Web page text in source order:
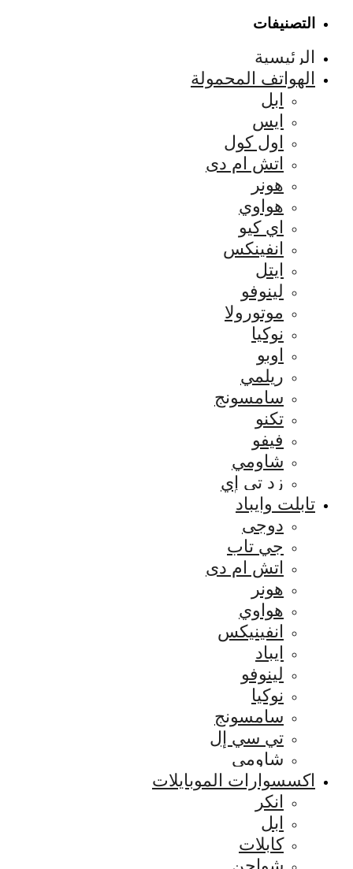
التصنيفات
الرئيسية
الهواتف المحمولة
ابل
ايس
اول كول
اتش ام دى
هونر
هواوي
اي كيو
انفينكس
ايتل
لينوفو
موتورولا
نوكيا
اوبو
ريلمي
سامسونج
تكنو
فيفو
شاومي
زد تي إي
تابلت وايباد
دوجى
جي تاب
اتش ام دى
هونر
هواوي
انفينيكس
ايباد
لينوفو
نوكيا
سامسونج
تي سي إل
شاومي
اكسسوارات الموبايلات
انكر
ابل
كابلات